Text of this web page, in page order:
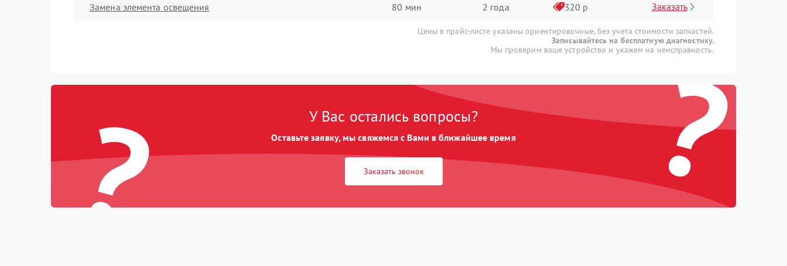
Замена элемента освещения 80 мин 2 года 320 р Заказать
Цены в прайс-листе указаны ориентировочные, без учета стоимости запчастей.
Записывайтесь на бесплатную диагностику.
Мы проверим ваше устройство и укажем на неисправность.
? ?
У Вас остались вопросы?
Оставьте заявку, мы свяжемся с Вами в ближайшее время
Заказать звонок